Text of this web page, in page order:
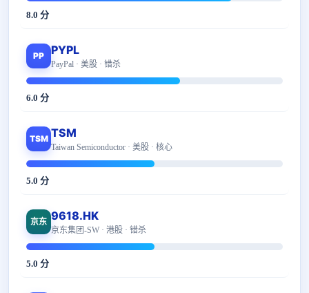
8.0 分
PP PYPL
PayPal · 美股 · 错杀
6.0 分
TSM TSM
Taiwan Semiconductor · 美股 · 核心
5.0 分
京东 9618.HK
京东集团-SW · 港股 · 错杀
5.0 分